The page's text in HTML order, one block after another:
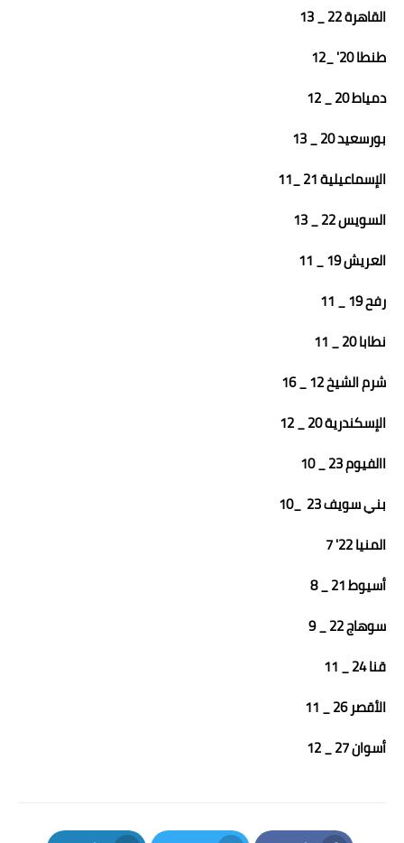
القاهرة 22 _ 13
طنطا 20' _12
دمياط 20 _ 12
بورسعيد 20 _ 13
الإسماعيلية 21 _11
السويس 22 _ 13
العريش 19 _ 11
رفح 19 _ 11
نطابا 20 _ 11
شرم الشيخ 12 _ 16
الإسكندرية 20 _ 12
االفيوم 23 _ 10
بني سويف 23 _10
المنيا 22' 7
أسيوط 21 _ 8
سوهاج 22 _ 9
قنا 24 _ 11
الأقصر 26 _ 11
أسوان 27 _ 12